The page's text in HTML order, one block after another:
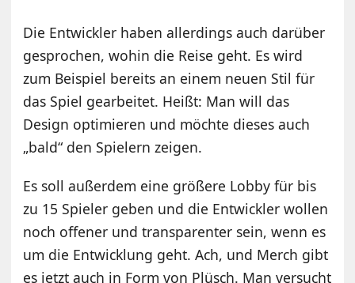
Die Entwickler haben allerdings auch darüber
gesprochen, wohin die Reise geht. Es wird
zum Beispiel bereits an einem neuen Stil für
das Spiel gearbeitet. Heißt: Man will das
Design optimieren und möchte dieses auch
„bald“ den Spielern zeigen.
Es soll außerdem eine größere Lobby für bis
zu 15 Spieler geben und die Entwickler wollen
noch offener und transparenter sein, wenn es
um die Entwicklung geht. Ach, und Merch gibt
es jetzt auch in Form von Plüsch. Man versucht